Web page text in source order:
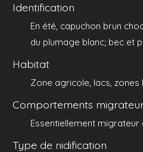
Identification
En été, capuchon brun
du plumage blanc; bec et
Habitat
Zone agricole, lacs,
Comportements
Essentiellement
Type de nidification